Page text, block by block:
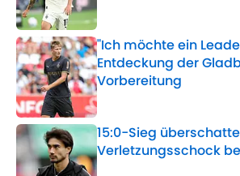
"Ich möchte ein
Entdeckung der
Vorbereitung
Published by on Invalid
15:0-Sieg
Verletzungsschock
Published by on Invalid